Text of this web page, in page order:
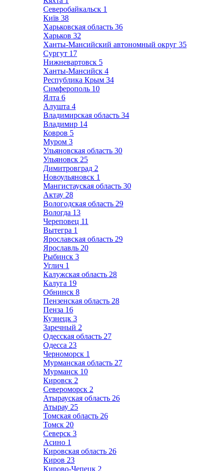
Северобайкальск 1
Київ 38
Харьковская область 36
Харьков 32
Ханты-Мансийский автономный округ 35
Сургут 17
Нижневартовск 5
Ханты-Мансийск 4
Республика Крым 34
Симферополь 10
Ялта 6
Алушта 4
Владимирская область 34
Владимир 14
Ковров 5
Муром 3
Ульяновская область 30
Ульяновск 25
Димитровград 2
Новоульяновск 1
Мангистауская область 30
Актау 28
Вологодская область 29
Вологда 13
Череповец 11
Вытегра 1
Ярославская область 29
Ярославль 20
Рыбинск 3
Углич 1
Калужская область 28
Калуга 19
Обнинск 8
Пензенская область 28
Пенза 16
Кузнецк 3
Заречный 2
Одесская область 27
Одесса 23
Черноморск 1
Мурманская область 27
Мурманск 10
Кировск 2
Североморск 2
Атырауская область 26
Атырау 25
Томская область 26
Томск 20
Северск 3
Асино 1
Кировская область 26
Киров 23
Кирово-Чепецк 2